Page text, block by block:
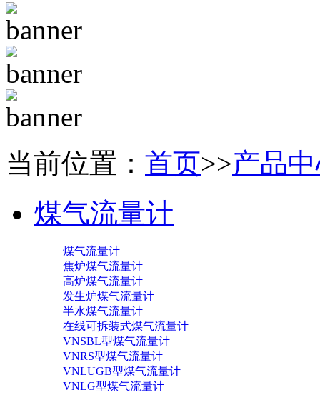
当前位置： 首页>>产品
煤气流量计
煤气流量计
焦炉煤气流量计
高炉煤气流量计
发生炉煤气流量计
半水煤气流量计
在线可拆装式煤气流量计
VNSBL型煤气流量计
VNRS型煤气流量计
VNLUGB型煤气流量计
VNLG型煤气流量计